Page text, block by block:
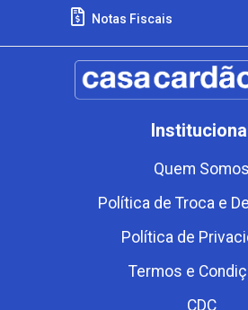
Notas Fiscais
Quem Somos
Política de Troca e
Política de
Termos e
CDC